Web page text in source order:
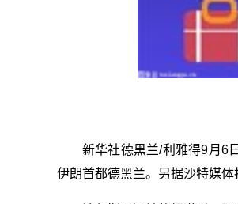
新华社德黑兰/利雅得9月6
伊朗首都德黑兰。另据沙特媒体